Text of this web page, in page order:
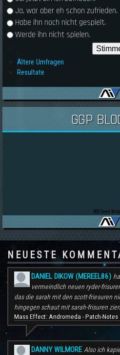
Ja, war aber eh schon zufrieden.
Habe ihn noch nicht gespielt.
Werde ihn nicht spielen.
Ältere Umfragen
Resultate
GGP
RSS Feed
NEUESTE
DANIEL DIKOW (MEREEL86)
vermeindlich neuen ryder-
das die sarah mit den scott-friesuren
hingegen schaut mit sarah-frisuren
Mass Effect: Andromeda - Patch-Notes
DANNY WILMORE Also ich